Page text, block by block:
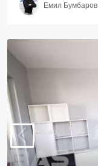
Емил Бумбаров